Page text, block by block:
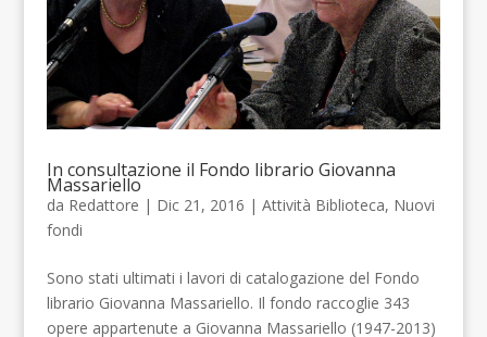
In consultazione il Fondo librario Giovanna
Massariello
da Redattore | Dic 21, 2016 | Attività Biblioteca, Nuovi
fondi
Sono stati ultimati i lavori di catalogazione del Fondo
librario Giovanna Massariello. Il fondo raccoglie 343
opere appartenute a Giovanna Massariello (1947-2013)